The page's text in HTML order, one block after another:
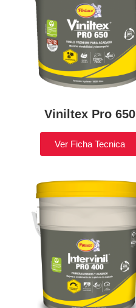
Viniltex Pro 650
Ver Ficha Tecnica